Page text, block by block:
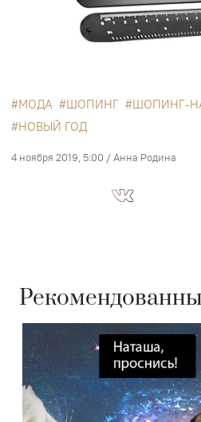
МОДА ШОПИНГ ШОПИНГ-
НОВЫЙ ГОД
4 ноября 2019, 5:00 / Анна Родина